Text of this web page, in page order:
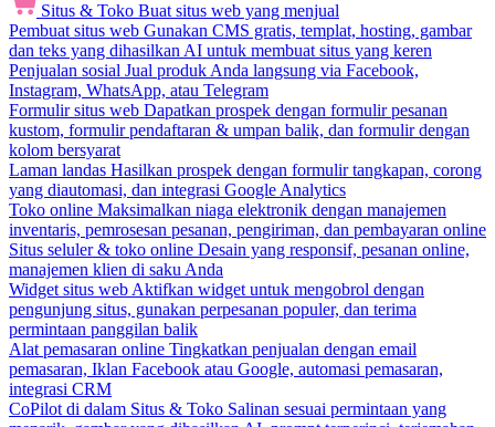
Situs & Toko Buat situs web yang menjual
Pembuat situs web Gunakan CMS gratis, templat, hosting, gambar
dan teks yang dihasilkan AI untuk membuat situs yang keren
Penjualan sosial Jual produk Anda langsung via Facebook,
Instagram, WhatsApp, atau Telegram
Formulir situs web Dapatkan prospek dengan formulir pesanan
kustom, formulir pendaftaran & umpan balik, dan formulir dengan
kolom bersyarat
Laman landas Hasilkan prospek dengan formulir tangkapan, corong
yang diautomasi, dan integrasi Google Analytics
Toko online Maksimalkan niaga elektronik dengan manajemen
inventaris, pemrosesan pesanan, pengiriman, dan pembayaran online
Situs seluler & toko online Desain yang responsif, pesanan online,
manajemen klien di saku Anda
Widget situs web Aktifkan widget untuk mengobrol dengan
pengunjung situs, gunakan perpesanan populer, dan terima
permintaan panggilan balik
Alat pemasaran online Tingkatkan penjualan dengan email
pemasaran, Iklan Facebook atau Google, automasi pemasaran,
integrasi CRM
CoPilot di dalam Situs & Toko Salinan sesuai permintaan yang